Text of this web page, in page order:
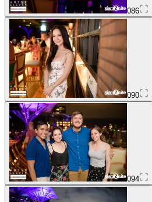
086
090
094